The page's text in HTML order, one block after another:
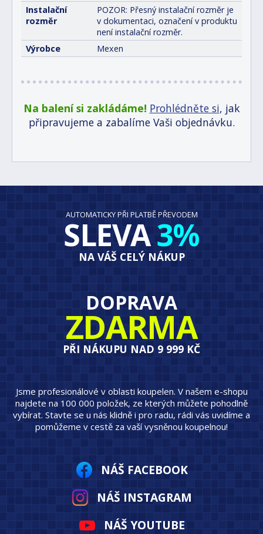
Instalační
rozměr
POZOR: Přesný instalační rozměr je
v dokumentaci, označení v produktu
není instalační rozměr.
Výrobce
Mexen
Na balení si zakládáme! Prohlédněte si, jak
připravujeme a zabalíme Vaši objednávku.
AUTOMATICKY PŘI PLATBĚ PŘEVODEM
SLEVA3%
NA VÁŠ CELÝ NÁKUP
DOPRAVA
ZDARMA
PŘI NÁKUPU NAD 9 999 KČ
Jsme profesionálové v oblasti koupelen. V našem e-shopu
najdete na 100 000 položek, ze kterých můžete pohodlně
vybírat. Stavte se u nás klidně i pro radu, rádi vás uvidíme a
pomůžeme v cestě za vaší vysněnou koupelnou!
NÁŠ FACEBOOK
NÁŠ INSTAGRAM
NÁŠ YOUTUBE